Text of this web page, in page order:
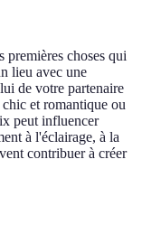
premières choses qui
lieu avec une
de votre partenaire
et romantique ou
peut influencer
à l'éclairage, à la
contribuer à créer